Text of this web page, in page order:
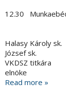
12.30
Halasy
József sk.
elnöke
Read more »